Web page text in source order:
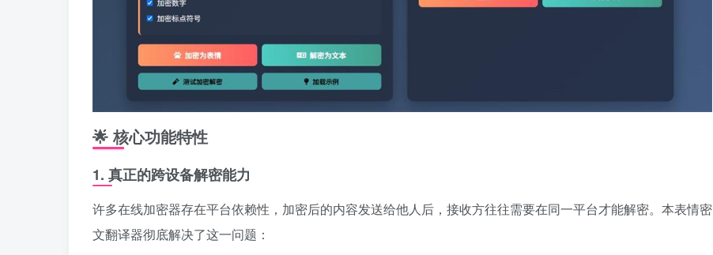
🌟 核心功能特性
1. 真正的跨设备解密能力
许多在线加密器存在平台依赖性，加密后的内容发送给他人后，接收方往往需要在同一平台才能解密。本表情密
文翻译器彻底解决了这一问题：